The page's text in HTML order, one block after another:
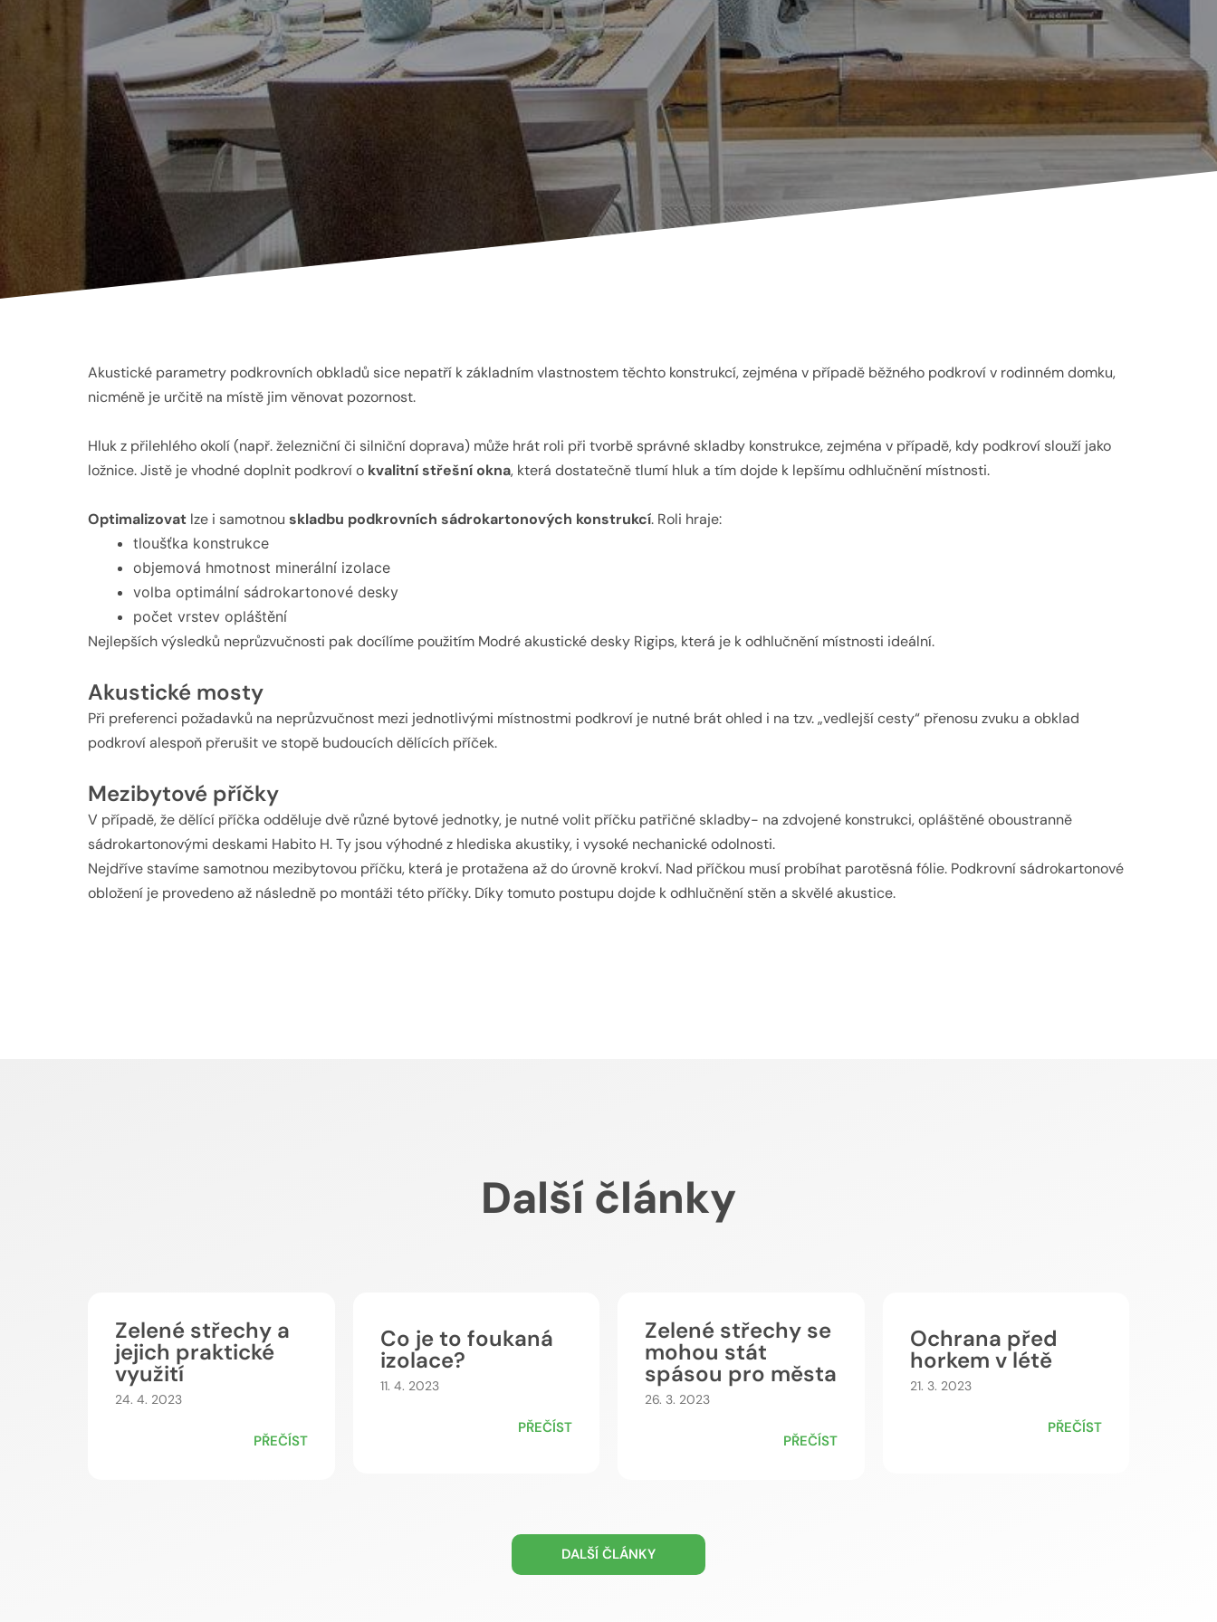
Akustické parametry podkrovních obkladů sice nepatří k základním vlastnostem těchto konstrukcí, zejména v případě běžného podkroví v rodinném domku,
nicméně je určitě na místě jim věnovat pozornost.
Hluk z přilehlého okolí (např. železniční či silniční doprava) může hrát roli při tvorbě správné skladby konstrukce, zejména v případě, kdy podkroví slouží jako
ložnice. Jistě je vhodné doplnit podkroví o kvalitní střešní okna, která dostatečně tlumí hluk a tím dojde k lepšímu odhlučnění místnosti.
Optimalizovat lze i samotnou skladbu podkrovních sádrokartonových konstrukcí. Roli hraje:
tloušťka konstrukce
objemová hmotnost minerální izolace
volba optimální sádrokartonové desky
počet vrstev opláštění
Nejlepších výsledků neprůzvučnosti pak docílíme použitím Modré akustické desky Rigips, která je k odhlučnění místnosti ideální.
Akustické mosty
Při preferenci požadavků na neprůzvučnost mezi jednotlivými místnostmi podkroví je nutné brát ohled i na tzv. „vedlejší cesty“ přenosu zvuku a obklad
podkroví alespoň přerušit ve stopě budoucích dělících příček.
Mezibytové příčky
V případě, že dělící příčka odděluje dvě různé bytové jednotky, je nutné volit příčku patřičné skladby- na zdvojené konstrukci, opláštěné oboustranně
sádrokartonovými deskami Habito H. Ty jsou výhodné z hlediska akustiky, i vysoké nechanické odolnosti.
Nejdříve stavíme samotnou mezibytovou příčku, která je protažena až do úrovně krokví. Nad příčkou musí probíhat parotěsná fólie. Podkrovní sádrokartonové
obložení je provedeno až následně po montáži této příčky. Díky tomuto postupu dojde k odhlučnění stěn a skvělé akustice.
Další články
Zelené střechy a
jejich praktické
využití
24. 4. 2023
PŘEČÍST
Co je to foukaná
izolace?
11. 4. 2023
PŘEČÍST
Zelené střechy se
mohou stát
spásou pro města
26. 3. 2023
PŘEČÍST
Ochrana před
horkem v létě
21. 3. 2023
PŘEČÍST
DALŠÍ ČLÁNKY